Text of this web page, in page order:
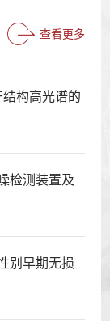
查看更多
结构高光谱的
检测装置及
别早期无损